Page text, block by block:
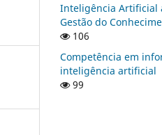
Inteligência Artificial
Gestão do
106
Competência em
inteligência artificial
99